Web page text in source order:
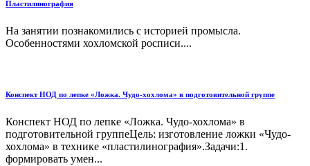
Пластилинография
На занятии познакомились с историей промысла.
Особенностями хохломской росписи....
Конспект НОД по лепке «Ложка. Чудо-хохлома» в подготовительной группе
Конспект НОД по лепке «Ложка. Чудо-хохлома» в
подготовительной группеЦель: изготовление ложки «Чудо-
хохлома» в технике «пластилинография».Задачи:1.
формировать умен...